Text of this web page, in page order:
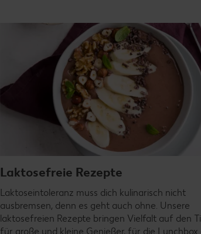
Laktosefreie Rezepte
Laktoseintoleranz muss dich kulinarisch nicht
ausbremsen, denn es geht auch ohne. Unsere
laktosefreien Rezepte bringen Vielfalt auf den
für große und kleine Genießer, für die Lunchbox